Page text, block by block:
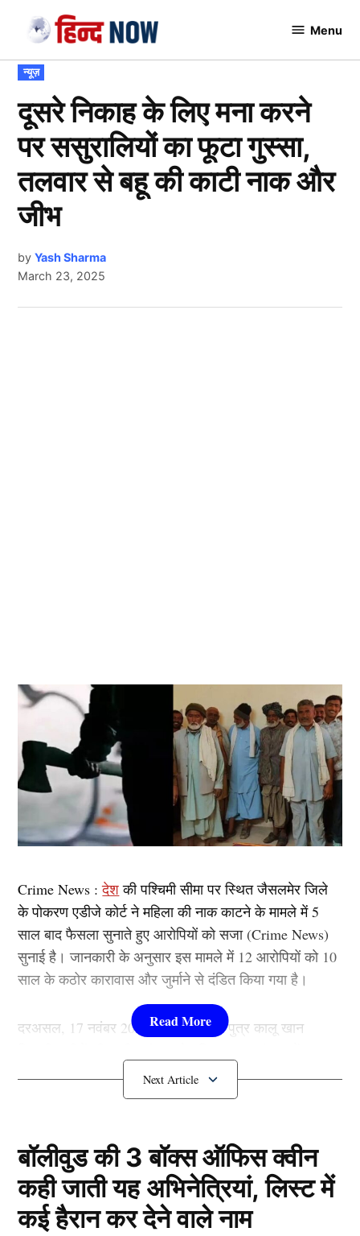
content
Menu
POSTED
IN
न्यूज़
दूसरे निकाह के लिए मना करने
पर ससुरालियों का फूटा गुस्सा,
तलवार से बहू की काटी नाक और
जीभ
by Yash Sharma
March 23, 2025
Crime News :देशकी पश्चिमी सीमा पर स्थित जैसलमेर जिले
के पोकरण एडीजे कोर्ट ने महिला की नाक काटने के मामले में 5
साल बाद फैसला सुनाते हुए आरोपियों को सजा (Crime News)
सुनाई है। जानकारी के अनुसार इस मामले में 12 आरोपियों को 10
साल के कठोर कारावास और जुर्माने से दंडित किया गया है।
दरअसल, 17 नवंबर 2020 को बशीर खान पुत्र कालू खान
दर्ज कराया था कि उसकी बहन की शादी 6 साल पहले हुई थी।
बॉलीवुड की 3 बॉक्स ऑफिस क्वीन
कही जाती यह अभिनेत्रियां, लिस्ट में
कई हैरान कर देने वाले नाम